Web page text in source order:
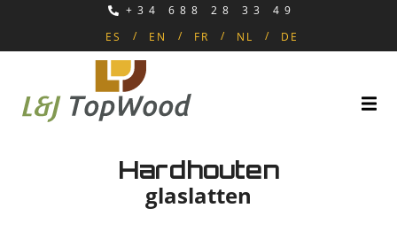
+34 688 28 33 49
ES
EN FR NL DE
Hardhouten
glaslatten